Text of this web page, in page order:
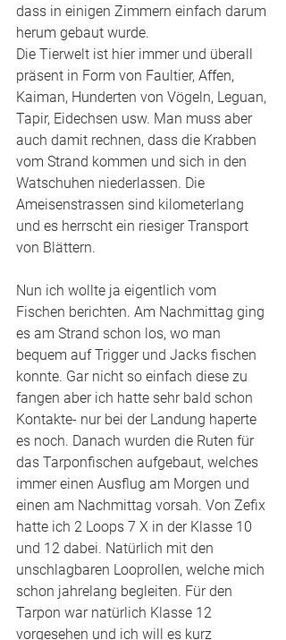
dass in einigen Zimmern einfach darum
herum gebaut wurde.
Die Tierwelt ist hier immer und überall
präsent in Form von Faultier, Affen,
Kaiman, Hunderten von Vögeln, Leguan,
Tapir, Eidechsen usw. Man muss aber
auch damit rechnen, dass die Krabben
vom Strand kommen und sich in den
Watschuhen niederlassen. Die
Ameisenstrassen sind kilometerlang
und es herrscht ein riesiger Transport
von Blättern.
Nun ich wollte ja eigentlich vom
Fischen berichten. Am Nachmittag ging
es am Strand schon los, wo man
bequem auf Trigger und Jacks fischen
konnte. Gar nicht so einfach diese zu
fangen aber ich hatte sehr bald schon
Kontakte- nur bei der Landung haperte
es noch. Danach wurden die Ruten für
das Tarponfischen aufgebaut, welches
immer einen Ausflug am Morgen und
einen am Nachmittag vorsah. Von Zefix
hatte ich 2 Loops 7 X in der Klasse 10
und 12 dabei. Natürlich mit den
unschlagbaren Looprollen, welche mich
schon jahrelang begleiten. Für den
Tarpon war natürlich Klasse 12
vorgesehen und ich will es kurz